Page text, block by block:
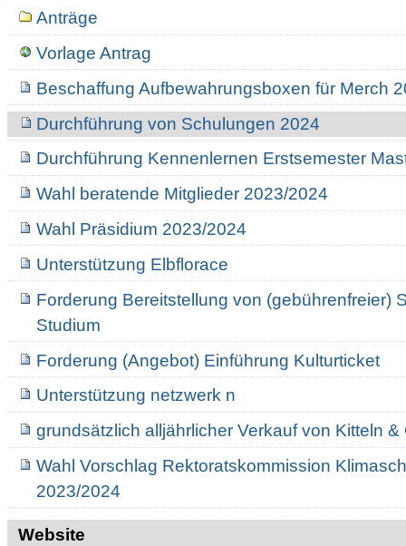
NavigationAnträge
Vorlage Antrag
Beschaffung Aufbewahrungsboxen für Merch
Durchführung von Schulungen 2024
Durchführung Kennenlernen Erstsemester
Wahl beratende Mitglieder 2023/2024
Wahl Präsidium 2023/2024
Unterstützung Elbflorace
Forderung Bereitstellung von (gebührenfreier)
Studium
Forderung (Angebot) Einführung Kulturticket
Unterstützung netzwerk n
grundsätzlich alljährlicher Verkauf von Kitteln &
Wahl Vorschlag Rektoratskommission
2023/2024
Website